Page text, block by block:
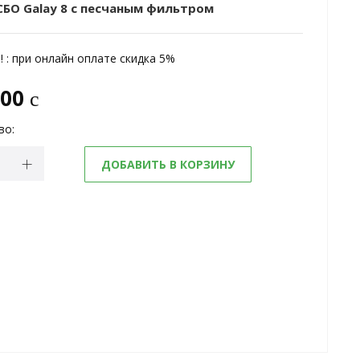
Galay 8 с песчаным фильтром
: при онлайн оплате скидка 5%
c
ДОБАВИТЬ В КОРЗИНУ